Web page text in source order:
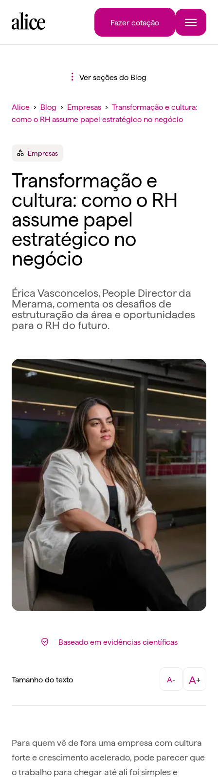
Fazer cotação
Ver seções do Blog
Alice › Blog › Empresas › Transformação e cultura:
como o RH assume papel estratégico no negócio
Empresas
Transformação e
cultura: como o RH
assume papel
estratégico no
negócio
Érica Vasconcelos, People Director da
Merama, comenta os desafios de
estruturação da área e oportunidades
para o RH do futuro.
Baseado em evidências científicas
Tamanho do texto A- A+
Para quem vê de fora uma empresa com cultura
forte e crescimento acelerado, pode parecer que
o trabalho para chegar até ali foi simples e